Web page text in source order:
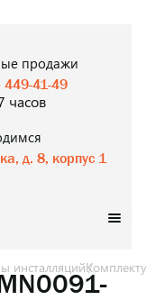
продажи
449-41-49
часов
д. 8, корпус 1
инсталляций